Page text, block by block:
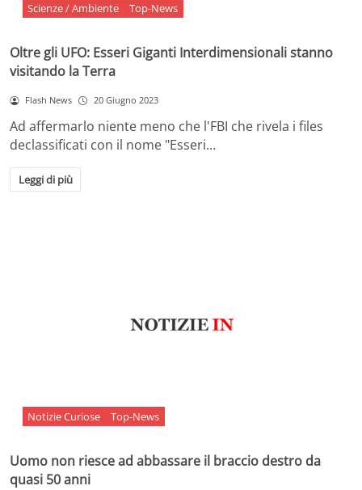
Scienze / Ambiente Top-News
Oltre gli UFO: Esseri Giganti Interdimensionali stanno
visitando la Terra
Flash News 20 Giugno 2023
Ad affermarlo niente meno che l'FBI che rivela i files
declassificati con il nome "Esseri…
Leggi di più
Notizie Curiose Top-News
Uomo non riesce ad abbassare il braccio destro da
quasi 50 anni